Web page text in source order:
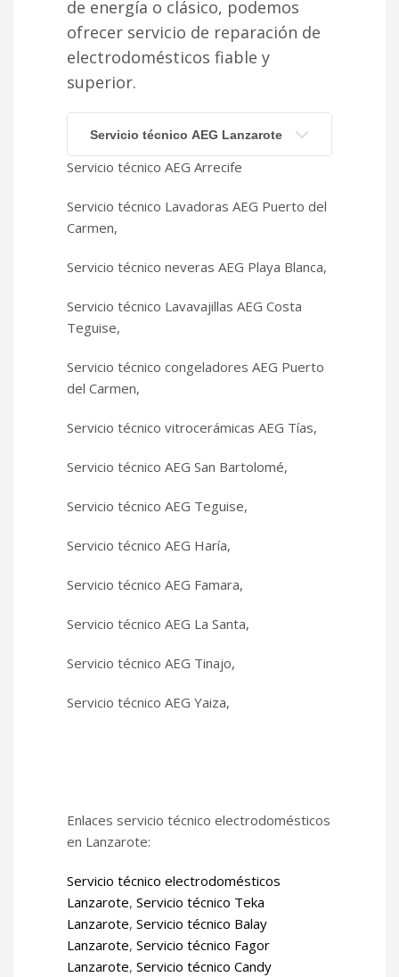
de energía o clásico, podemos
ofrecer servicio de reparación de
electrodomésticos fiable y
superior.
Servicio técnico AEG Lanzarote
Servicio técnico AEG Arrecife
Servicio técnico Lavadoras AEG Puerto del
Carmen,
Servicio técnico neveras AEG Playa Blanca,
Servicio técnico Lavavajillas AEG Costa
Teguise,
Servicio técnico congeladores AEG Puerto
del Carmen,
Servicio técnico vitrocerámicas AEG Tías,
Servicio técnico AEG San Bartolomé,
Servicio técnico AEG Teguise,
Servicio técnico AEG Haría,
Servicio técnico AEG Famara,
Servicio técnico AEG La Santa,
Servicio técnico AEG Tinajo,
Servicio técnico AEG Yaiza,
Enlaces servicio técnico electrodomésticos
en Lanzarote:
Servicio técnico electrodomésticos
Lanzarote, Servicio técnico Teka
Lanzarote, Servicio técnico Balay
Lanzarote, Servicio técnico Fagor
Lanzarote, Servicio técnico Candy